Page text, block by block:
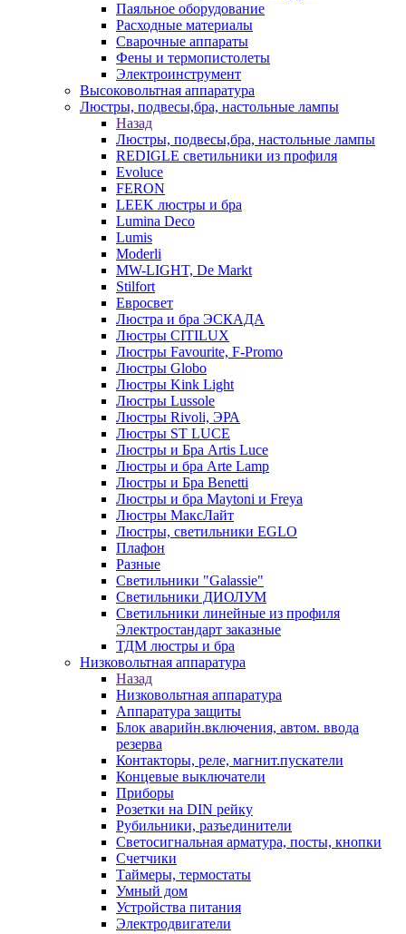
Паяльное оборудование
Расходные материалы
Сварочные аппараты
Фены и термопистолеты
Электроинструмент
Высоковольтная аппаратура
Люстры, подвесы,бра, настольные лампы
Назад
Люстры, подвесы,бра, настольные лампы
REDIGLE светильники из профиля
Evoluce
FERON
LEEK люстры и бра
Lumina Deco
Lumis
Moderli
MW-LIGHT, De Markt
Stilfort
Евросвет
Люстра и бра ЭСКАДА
Люстры CITILUX
Люстры Favourite, F-Promo
Люстры Globo
Люстры Kink Light
Люстры Lussole
Люстры Rivoli, ЭРА
Люстры ST LUCE
Люстры и Бра Artis Luce
Люстры и бра Arte Lamp
Люстры и Бра Benetti
Люстры и бра Maytoni и Freya
Люстры МаксЛайт
Люстры, светильники EGLO
Плафон
Разные
Светильники "Galassie"
Светильники ДИОЛУМ
Светильники линейные из профиля
Электростандарт заказные
ТДМ люстры и бра
Низковольтная аппаратура
Назад
Низковольтная аппаратура
Аппаратура защиты
Блок аварийн.включения, автом. ввода
резерва
Контакторы, реле, магнит.пускатели
Концевые выключатели
Приборы
Розетки на DIN рейку
Рубильники, разъединители
Светосигнальная арматура, посты, кнопки
Счетчики
Таймеры, термостаты
Умный дом
Устройства питания
Электродвигатели